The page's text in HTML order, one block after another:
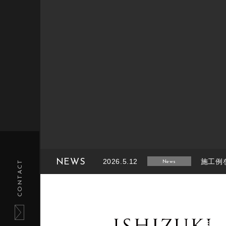
CONTACT NEWS 2026.5.12 News 施工例